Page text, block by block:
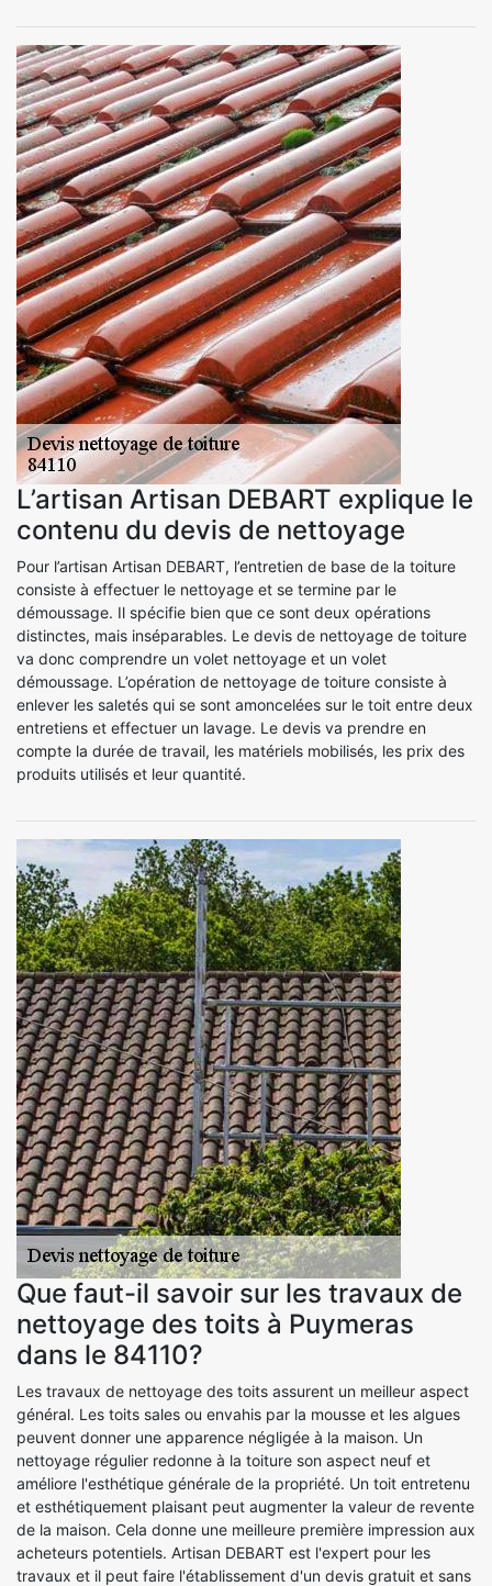
L’artisan Artisan DEBART explique le
contenu du devis de nettoyage
Pour l’artisan Artisan DEBART, l’entretien de base de la toiture
consiste à effectuer le nettoyage et se termine par le
démoussage. Il spécifie bien que ce sont deux opérations
distinctes, mais inséparables. Le devis de nettoyage de toiture
va donc comprendre un volet nettoyage et un volet
démoussage. L’opération de nettoyage de toiture consiste à
enlever les saletés qui se sont amoncelées sur le toit entre deux
entretiens et effectuer un lavage. Le devis va prendre en
compte la durée de travail, les matériels mobilisés, les prix des
produits utilisés et leur quantité.
Que faut-il savoir sur les travaux de
nettoyage des toits à Puymeras
dans le 84110?
Les travaux de nettoyage des toits assurent un meilleur aspect
général. Les toits sales ou envahis par la mousse et les algues
peuvent donner une apparence négligée à la maison. Un
nettoyage régulier redonne à la toiture son aspect neuf et
améliore l'esthétique générale de la propriété. Un toit entretenu
et esthétiquement plaisant peut augmenter la valeur de revente
de la maison. Cela donne une meilleure première impression aux
acheteurs potentiels. Artisan DEBART est l'expert pour les
travaux et il peut faire l'établissement d'un devis gratuit et sans